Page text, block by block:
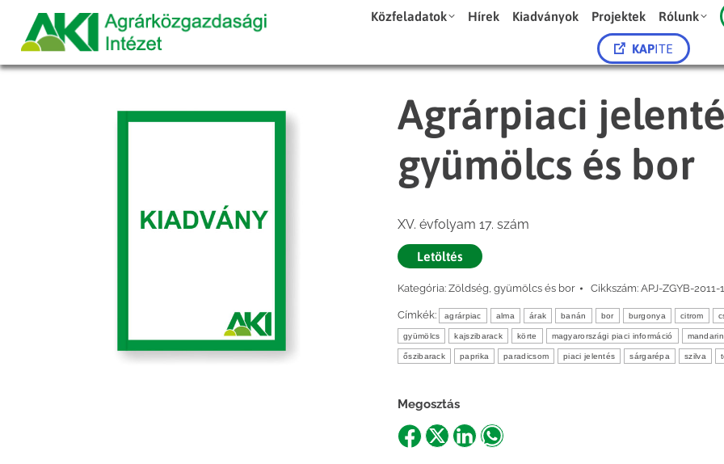
Közfeladatok Hírek Kiadványok Projektek Rólunk
KAPITE
Agrárpiaci
gyümölcs és bor
XV. évfolyam 17. szám
Letöltés
Kategória: Zöldség, gyümölcs és bor Cikkszám: APJ-ZGYB-2011-
Címkék: agrárpiac alma árak banán bor burgonya citrom
gyümölcs kajszibarack körte magyarországi piaci információ mandarin
őszibarack paprika paradicsom piaci jelentés sárgarépa szilva
Megosztás
ShareShareShareShare